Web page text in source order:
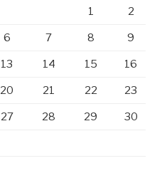
1 2
6 7 8 9
13 14 15 16
20 21 22 23
27 28 29 30